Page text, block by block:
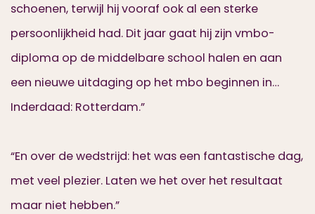
schoenen, terwijl hij vooraf ook al een sterke
persoonlijkheid had. Dit jaar gaat hij zijn vmbo-
diploma op de middelbare school halen en aan
een nieuwe uitdaging op het mbo beginnen in…
Inderdaad: Rotterdam.”
“En over de wedstrijd: het was een fantastische dag,
met veel plezier. Laten we het over het resultaat
maar niet hebben.”